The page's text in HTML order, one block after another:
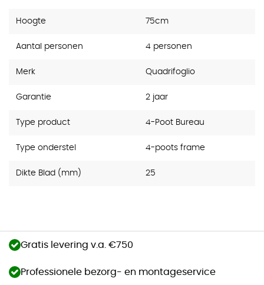
Hoogte 75cm
Aantal personen 4 personen
Merk Quadrifoglio
Garantie 2 jaar
Type product 4-Poot Bureau
Type onderstel 4-poots frame
Dikte Blad (mm) 25
Gratis levering v.a. €750
Professionele bezorg- en montageservice